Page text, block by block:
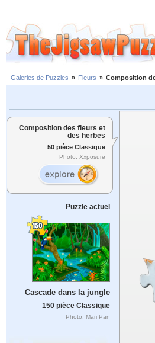
Galeries de Puzzles » Fleurs » Composition
Composition des fleurs et
des herbes
50 pièce Classique
Photo: Xxposure
Puzzle actuel
Cascade dans la jungle
150 pièce Classique
Photo: Mari Pan